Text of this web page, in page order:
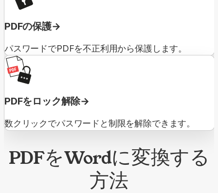
PDFの保護
パスワードでPDFを不正利用から保護します。
PDFをロック解除
数クリックでパスワードと制限を解除できます。
PDFをWordに変換する
方法